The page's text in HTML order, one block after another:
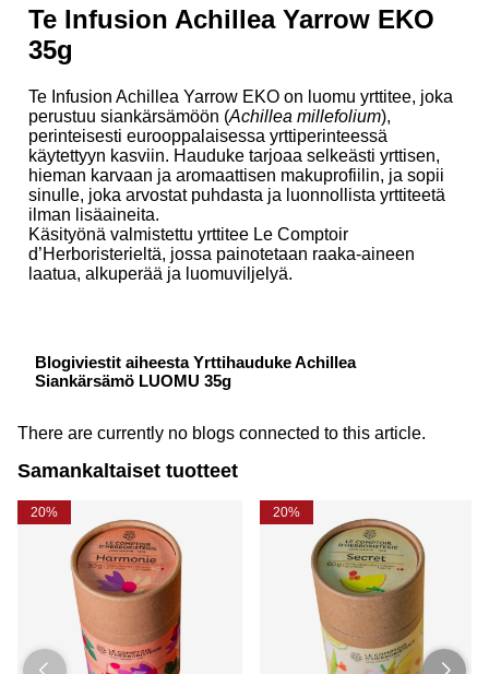
Te Infusion Achillea Yarrow EKO
35g
Te Infusion Achillea Yarrow EKO on luomu yrttitee, joka
perustuu siankärsämöön (Achillea millefolium),
perinteisesti eurooppalaisessa yrttiperinteessä
käytettyyn kasviin. Hauduke tarjoaa selkeästi yrttisen,
hieman karvaan ja aromaattisen makuprofiilin, ja sopii
sinulle, joka arvostat puhdasta ja luonnollista yrttiteetä
ilman lisäaineita.
Käsityönä valmistettu yrttitee Le Comptoir
d’Herboristerieltä, jossa painotetaan raaka-aineen
laatua, alkuperää ja luomuviljelyä.
Blogiviestit aiheesta Yrttihauduke Achillea
Siankärsämö LUOMU 35g
There are currently no blogs connected to this article.
Samankaltaiset tuotteet
20% 20%